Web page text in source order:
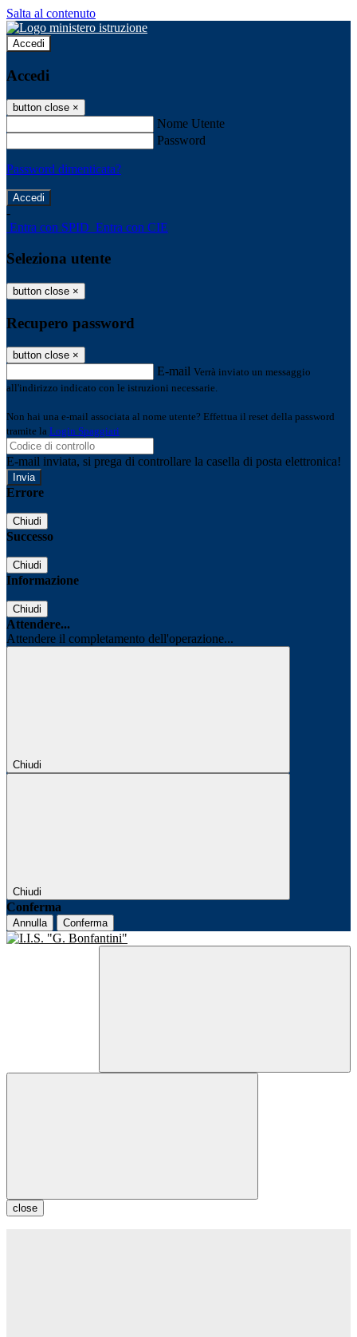
Salta al contenuto
Accedi
Accedi
button close ×
Nome Utente
Password
Password dimenticata?
-
Entra con SPID Entra con CIE
Seleziona utente
button close ×
Recupero password
button close ×
E-mail Verrà inviato un messaggio
all'indirizzo indicato con le istruzioni necessarie.
Non hai una e-mail associata al nome utente? Effettua il reset della password
tramite la Login Spaggiari
E-mail inviata, si prega di controllare la casella di posta elettronica!
Errore
Chiudi
Successo
Chiudi
Informazione
Chiudi
Attendere...
Attendere il completamento dell'operazione...
Chiudi
Chiudi
Conferma
Annulla Conferma
close